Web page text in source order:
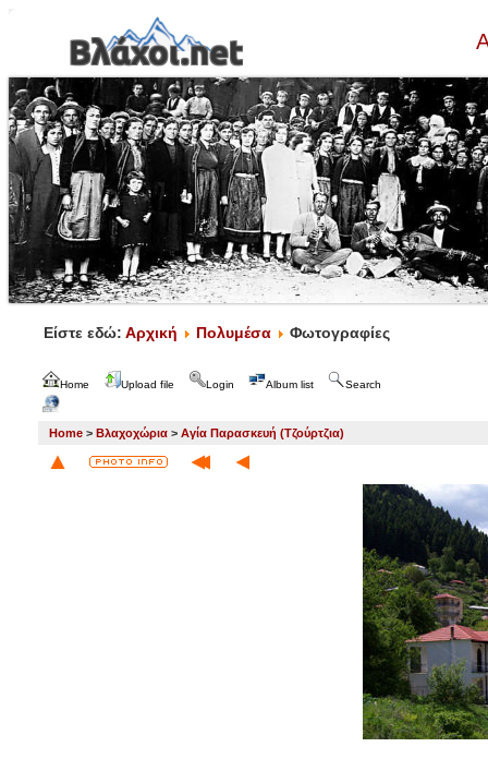
Είστε εδώ: Αρχική Πολυμέσα Φωτογραφίες
Home Upload file Login Album list Search
Home > Βλαχοχώρια > Αγία Παρασκευή (Τζούρτζια)